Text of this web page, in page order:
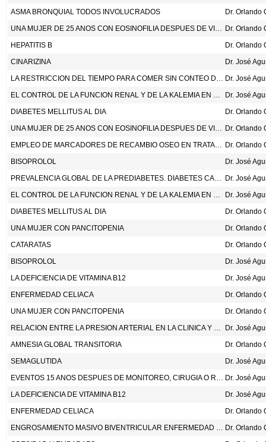
ASMA BRONQUIAL TODOS INVOLUCRADOS
UNA MUJER DE 25 ANOS CON EOSINOFILIA DESPUES DE VIAJAR A AFRICA
HEPATITIS B
CINARIZINA
Dr. José
LA RESTRICCION DEL TIEMPO PARA COMER SIN CONTEO DE CALORIAS EN UNA POBLACION RACIALMENTE DIVERSA. ANN INTERN MED 2023;176:885-95. Dr. José
EL CONTROL DE LA FUNCION RENAL Y DE LA KALEMIA EN LOS PACIENTES TRATADOS CON INHIBIDORES DE LA ECA O CON ANTAGONISTAS DEL RECEPTOR DE ANGIOTENSINA
Dr. José
DIABETES MELLITUS AL DIA
UNA MUJER DE 25 ANOS CON EOSINOFILIA DESPUES DE VIAJAR A AFRICA
EMPLEO DE MARCADORES DE RECAMBIO OSEO EN TRATAMIENTO DE OSTEOPOROSIS
BISOPROLOL
Dr. José
PREVALENCIA GLOBAL DE LA PREDIABETES. DIABETES CARE 2023;46:1388-94.
Dr. José
EL CONTROL DE LA FUNCION RENAL Y DE LA KALEMIA EN LOS PACIENTES TRATADOS CON INHIBIDORES DE LA ECA O CON ANTAGONISTAS DEL RECEPTOR DE ANGIOTENSINA
Dr. José
DIABETES MELLITUS AL DIA
UNA MUJER CON PANCITOPENIA
CATARATAS
BISOPROLOL
Dr. José
LA DEFICIENCIA DE VITAMINA B12
Dr. José
ENFERMEDAD CELIACA
UNA MUJER CON PANCITOPENIA
RELACION ENTRE LA PRESION ARTERIAL EN LA CLINICA Y LA PRESION ARTERIAL AMBULATORIA CON LA MORTALIDAD: UN ESTUDIO OBSERVACIONAL DE COHORTE EN 59124 PACIENTES THE LANCET 2023; DOI:HTTPS://DOI.ORG/10.1016/S0140-6736(23)00733-X.
Dr. José
AMNESIA GLOBAL TRANSITORIA
SEMAGLUTIDA
Dr. José
EVENTOS 15 ANOS DESPUES DE MONITOREO, CIRUGIA O RADIOTERAPIA PARA EL CANCER DE LA PROSTATA. N ENG J MED 2023;388:1547-58. Dr. José
LA DEFICIENCIA DE VITAMINA B12
Dr. José
ENFERMEDAD CELIACA
ENGROSAMIENTO MASIVO BIVENTRICULAR ENFERMEDAD DE FABRY